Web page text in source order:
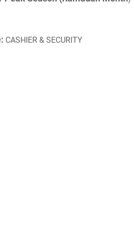
CASHIER & SECURITY